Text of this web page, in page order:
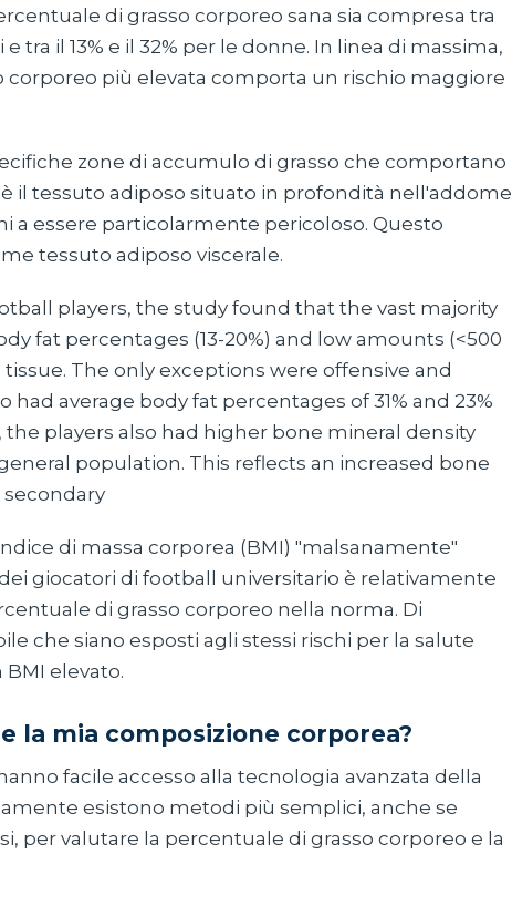
di grasso corporeo sana sia compresa tra
tra il 13% e il 32% per le donne. In linea di massima,
corporeo più elevata comporta un rischio maggiore
zone di accumulo di grasso che comportano
il tessuto adiposo situato in profondità nell'addome
a essere particolarmente pericoloso. Questo
tessuto adiposo viscerale.
players, the study found that the vast majority
fat percentages (13-20%) and low amounts (<500
The only exceptions were offensive and
had average body fat percentages of 31% and 23%
players also had higher bone mineral density
population. This reflects an increased bone
secondary
di massa corporea (BMI) "malsanamente"
giocatori di football universitario è relativamente
di grasso corporeo nella norma. Di
che siano esposti agli stessi rischi per la salute
elevato.
la mia composizione corporea?
facile accesso alla tecnologia avanzata della
esistono metodi più semplici, anche se
per valutare la percentuale di grasso corporeo e la